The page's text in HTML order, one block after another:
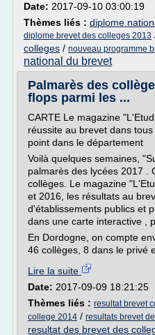
Date: 2017-09-10 03:00:19
Thèmes liés : diplome
diplome brevet des colleges 2013
colleges / nouveau programme
national du brevet
Palmarès des
flops parmi les ...
CARTE Le magazine
réussite au brevet dans
point dans le département
Voilà quelques semaines,
palmarès des lycées 2017 .
collèges. Le magazine
et 2016, les résultats au
d'établissements publics et
dans une carte interactive ,
En Dordogne, on compte
46 collèges, 8 dans le privé
Lire la suite
Date: 2017-09-09 18:21:25
Thèmes liés : resultat brevet
college 2014 / resultats brevet
resultat des brevet des